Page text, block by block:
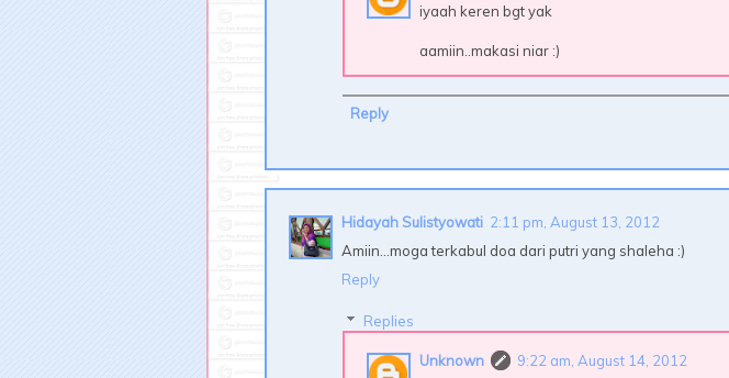
iyaah keren bgt yak
aamiin..makasi niar :)
Reply
Hidayah Sulistyowati 2:11 pm, August 13, 2012
Amiin...moga terkabul doa dari putri yang shaleha :)
Reply
Replies
Unknown
9:22 am, August 14, 2012